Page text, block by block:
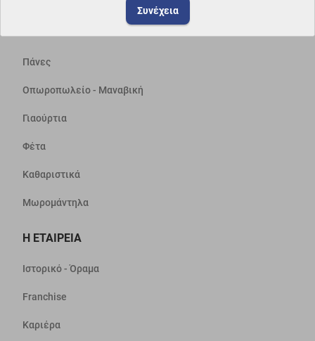
Πάνες
Οπωροπωλείο - Μαναβική
Γιαούρτια
Φέτα
Καθαριστικά
Μωρομάντηλα
Η ΕΤΑΙΡΕΙΑ
Ιστορικό - Όραμα
Franchise
Καριέρα
Συνέχεια